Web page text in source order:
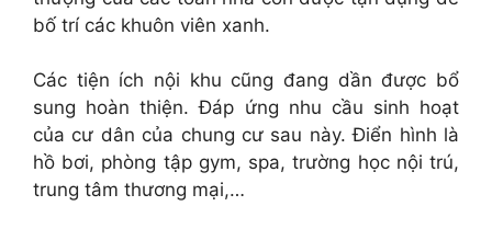
bố trí các khuôn viên xanh.
Các tiện ích nội khu cũng đang dần được bổ
sung hoàn thiện. Đáp ứng nhu cầu sinh hoạt
của cư dân của chung cư sau này. Điển hình là
hồ bơi, phòng tập gym, spa, trường học nội trú,
trung tâm thương mại,…